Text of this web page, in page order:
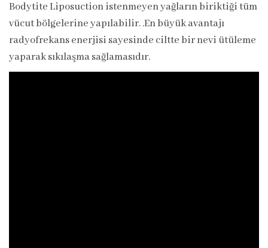
Bodytite Liposuction istenmeyen yağların biriktiği tüm
vücut bölgelerine yapılabilir. .En büyük avantajı
radyofrekans enerjisi sayesinde ciltte bir nevi ütüleme
yaparak sıkılaşma sağlamasıdır.